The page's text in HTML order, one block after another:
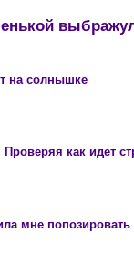
на солнышке
как идет
мне